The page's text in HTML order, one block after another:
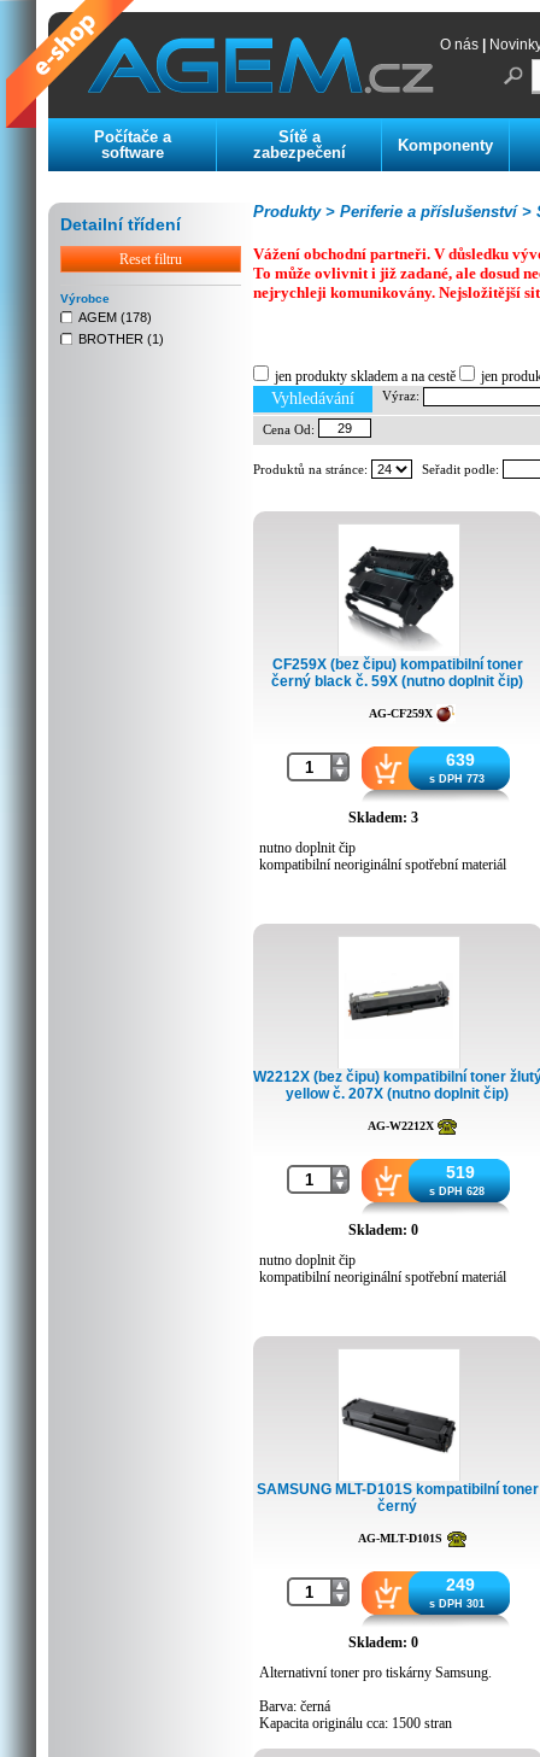
O nás
Počítače a
software
Sítě a
zabezpečení
Komponenty
Detailní třídení
Reset filtru
Výrobce
AGEM (178)
BROTHER (1)
Periferie a příslušenství >
Produkty >
Vážení obchodní partneři. V důsledku
To může ovlivnit i již zadané, ale dosud
nejrychleji komunikovány. Nejsložitější
jen produkty skladem a na cestě jen
Vyhledávání Výraz:
Cena Od:
Produktů na stránce: Seřadit podle:
CF259X (bez čipu) kompatibilní toner
černý black č. 59X (nutno doplnit čip)
AG-CF259X
639
s DPH 773
Skladem: 3
nutno doplnit čip
kompatibilní neoriginální spotřební materiál
W2212X (bez čipu) kompatibilní toner
yellow č. 207X (nutno doplnit čip)
AG-W2212X
519
s DPH 628
Skladem: 0
nutno doplnit čip
kompatibilní neoriginální spotřební materiál
SAMSUNG MLT-D101S kompatibilní toner
černý
AG-MLT-D101S
249
s DPH 301
Skladem: 0
Alternativní toner pro tiskárny Samsung.
Barva: černá
Kapacita originálu cca: 1500 stran